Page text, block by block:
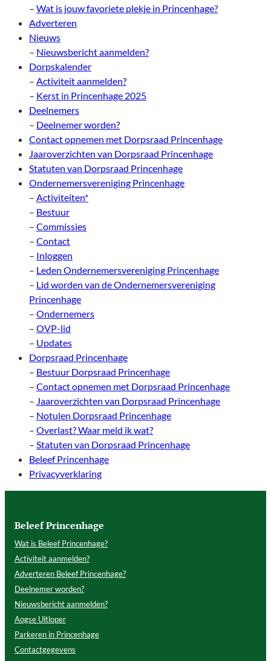
– Wat is jouw favoriete plekje in Princenhage?
Adverteren
Nieuws
– Nieuwsbericht aanmelden?
Dorpskalender
– Activiteit aanmelden?
– Kerst in Princenhage 2025
Deelnemers
– Deelnemer worden?
Contact opnemen met Dorpsraad Princenhage
Jaaroverzichten van Dorpsraad Princenhage
Statuten van Dorpsraad Princenhage
Ondernemersvereniging Princenhage
– Activiteiten*
– Bestuur
– Commissies
– Contact
– Inloggen
– Leden Ondernemersvereniging Princenhage
– Lid worden van de Ondernemersvereniging
Princenhage
– Ondernemers
– OVP-lid
– Updates
Dorpsraad Princenhage
– Bestuur Dorpsraad Princenhage
– Contact opnemen met Dorpsraad Princenhage
– Jaaroverzichten van Dorpsraad Princenhage
– Notulen Dorpsraad Princenhage
– Overlast? Waar meld ik wat?
– Statuten van Dorpsraad Princenhage
Beleef Princenhage
Privacyverklaring
Beleef Princenhage
Wat is Beleef Princenhage?
Activiteit aanmelden?
Adverteren Beleef Princenhage?
Deelnemer worden?
Nieuwsbericht aanmelden?
Aogse Uitloper
Parkeren in Princenhage
Contactgegevens